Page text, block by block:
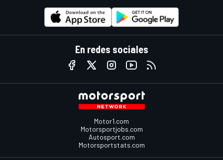
En redes sociales
Motor1.com
Motorsportjobs.com
Autosport.com
Motorsportstats.com